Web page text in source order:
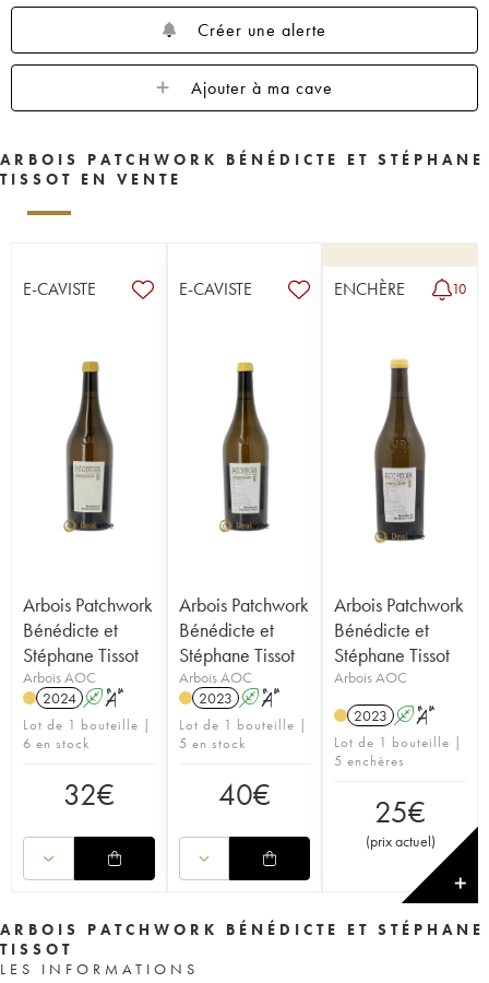
Créer une alerte
Ajouter à ma cave
ARBOIS PATCHWORK BÉNÉDICTE ET STÉPHANE
TISSOT EN VENTE
E-CAVISTE
Arbois Patchwork
Bénédicte et
Stéphane Tissot
Arbois AOC
2024 A S
Lot de 1 bouteille |
6 en stock
32€
E-CAVISTE
Arbois Patchwork
Bénédicte et
Stéphane Tissot
Arbois AOC
2023 A S
Lot de 1 bouteille |
5 en stock
40€
ENCHÈRE 10
Arbois Patchwork
Bénédicte et
Stéphane Tissot
Arbois AOC
2023 A S
Lot de 1 bouteille |
5 enchères
25€
(prix actuel)
✕
ARBOIS PATCHWORK BÉNÉDICTE ET STÉPHANE
TISSOT
LES INFORMATIONS